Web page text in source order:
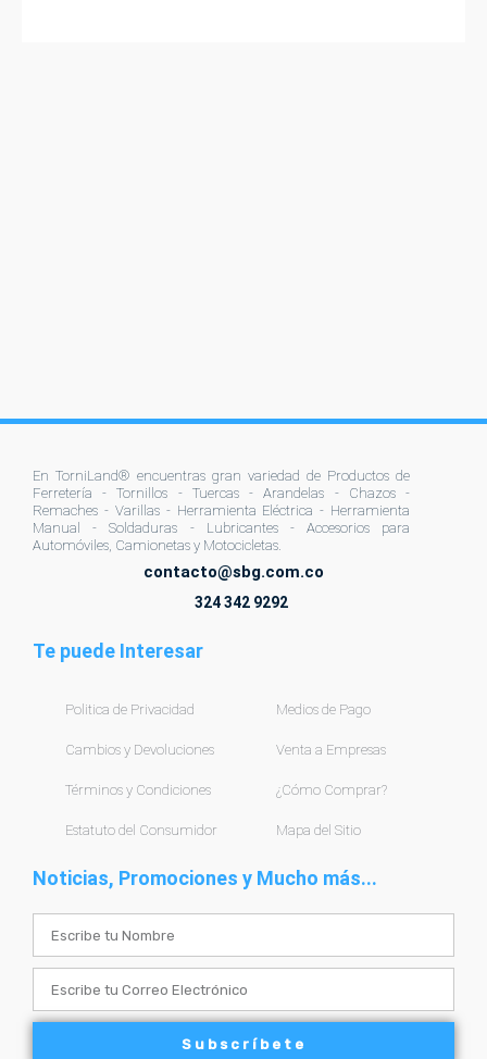
En TorniLand® encuentras gran variedad de Productos de
Ferretería - Tornillos - Tuercas - Arandelas - Chazos -
Remaches - Varillas - Herramienta Eléctrica - Herramienta
Manual - Soldaduras - Lubricantes - Accesorios para
Automóviles, Camionetas y Motocicletas.
contacto@sbg.com.co
324 342 9292
Te puede Interesar
Politica de Privacidad
Cambios y Devoluciones
Términos y Condiciones
Estatuto del Consumidor
Medios de Pago
Venta a Empresas
¿Cómo Comprar?
Mapa del Sitio
Noticias, Promociones y Mucho más...
Subscríbete